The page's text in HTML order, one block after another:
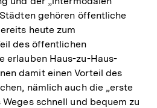
gehören öffentliche
heute zum
des öffentlichen
erlauben Haus-zu-Haus-
damit einen Vorteil des
nämlich auch die „erste
schnell und bequem zu